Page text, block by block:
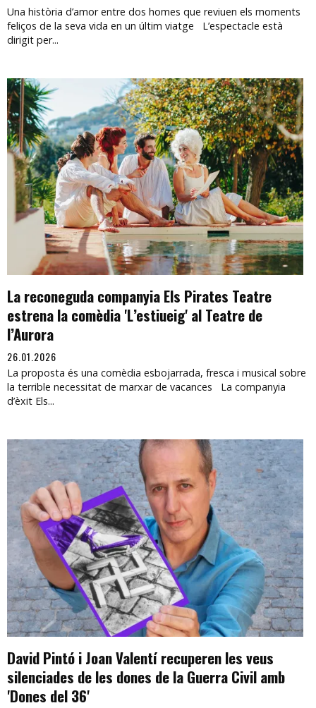
Una història d’amor entre dos homes que reviuen els moments
feliços de la seva vida en un últim viatge L’espectacle està
dirigit per...
La reconeguda companyia Els Pirates Teatre
estrena la comèdia 'L’estiueig' al Teatre de
l’Aurora
26.01.2026
La proposta és una comèdia esbojarrada, fresca i musical sobre
la terrible necessitat de marxar de vacances La companyia
d’èxit Els...
David Pintó i Joan Valentí recuperen les veus
silenciades de les dones de la Guerra Civil amb
'Dones del 36'